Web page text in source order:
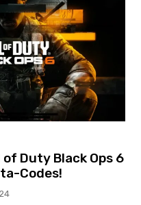
Duty Black Ops 6
Codes!